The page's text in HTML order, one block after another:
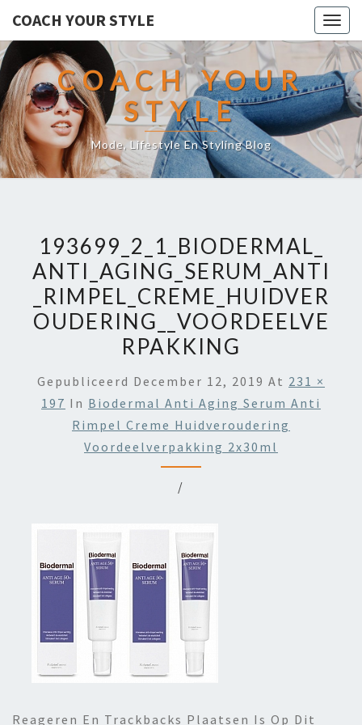
COACH YOUR STYLE
COACH YOUR
STYLE
Mode, Lifestyle En Styling Blog
193699_2_1_BIODERMAL_
ANTI_AGING_SERUM_ANTI
_RIMPEL_CREME_HUIDVER
OUDERING__VOORDEELVE
RPAKKING
Gepubliceerd December 12, 2019 At 231 ×
197 In Biodermal Anti Aging Serum Anti
Rimpel Creme Huidveroudering
Voordeelverpakking 2x30ml
/
Reageren En Trackbacks Plaatsen Is Op Dit